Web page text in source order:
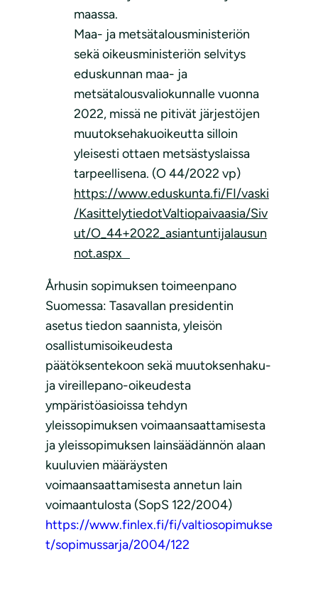
maassa.
Maa- ja metsätalousministeriön
sekä oikeusministeriön selvitys
eduskunnan maa- ja
metsätalousvaliokunnalle vuonna
2022, missä ne pitivät järjestöjen
muutoksehakuoikeutta silloin
yleisesti ottaen metsästyslaissa
tarpeellisena. (O 44/2022 vp)
https://www.eduskunta.fi/FI/vaski
/KasittelytiedotValtiopaivaasia/Siv
ut/O_44+2022_asiantuntijalausun
not.aspx
Århusin sopimuksen toimeenpano
Suomessa: Tasavallan presidentin
asetus tiedon saannista, yleisön
osallistumisoikeudesta
päätöksentekoon sekä muutoksenhaku-
ja vireillepano-oikeudesta
ympäristöasioissa tehdyn
yleissopimuksen voimaansaattamisesta
ja yleissopimuksen lainsäädännön alaan
kuuluvien määräysten
voimaansaattamisesta annetun lain
voimaantulosta (SopS 122/2004)
https://www.finlex.fi/fi/valtiosopimukse
t/sopimussarja/2004/122